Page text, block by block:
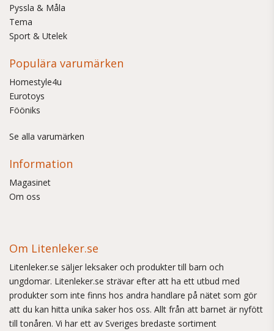
Pyssla & Måla
Tema
Sport & Utelek
Populära varumärken
Homestyle4u
Eurotoys
Fööniks
Se alla varumärken
Information
Magasinet
Om oss
Om Litenleker.se
Litenleker.se säljer leksaker och produkter till barn och
ungdomar. Litenleker.se strävar efter att ha ett utbud med
produkter som inte finns hos andra handlare på nätet som gör
att du kan hitta unika saker hos oss. Allt från att barnet är nyfött
till tonåren. Vi har ett av Sveriges bredaste sortiment